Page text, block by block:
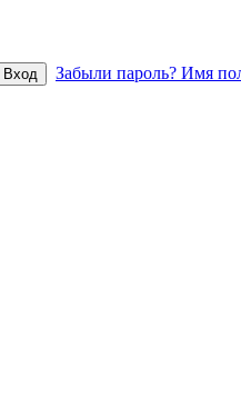
Забыли пароль? Имя